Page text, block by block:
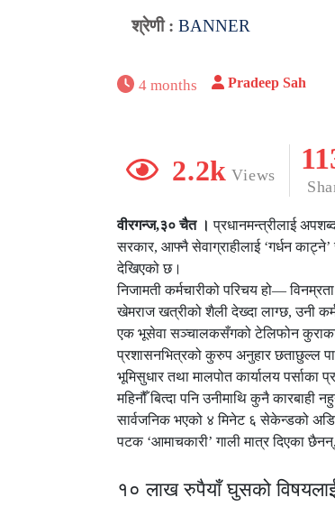
श्रेणी : BANNER
4 months Pradeep Sah
2.2k Views
वीरगन्ज,३० चैत ।प्रधानमन्त्रीलाई
सरकार, आफ्नै सेवाग्राहीलाई ‘गर्धन काट्ने’
देखिएको छ।
निजामती कर्मचारीको परिचय हो—
खेमराज खत्रीको शैली देख्दा लाग्छ, उनी
एक भूसेवा सञ्चालकसँगको टेलिफोन
प्रशासनभित्रको कुरुप अनुहार छताछुल्ल
भूमिसुधार तथा मालपोत कार्यालय
महिनौँ बित्दा पनि उनीमाथि कुनै कारबाही
सार्वजनिक भएको ४ मिनेट ६ सेकेन्डको
पटक ‘आमाचकारी’ गाली मात्र दिएका
१० लाख रुपैयाँ घुसको